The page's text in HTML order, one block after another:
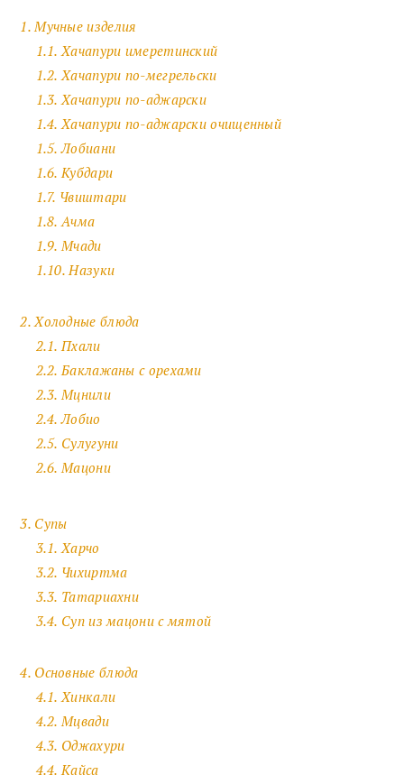
1. Мучные изделия
1.1. Хачапури имеретинский
1.2. Хачапури по-мегрельски
1.3. Хачапури по-аджарски
1.4. Хачапури по-аджарски очищенный
1.5. Лобиани
1.6. Кубдари
1.7. Чвиштари
1.8. Ачма
1.9. Мчади
1.10. Назуки
2. Холодные блюда
2.1. Пхали
2.2. Баклажаны с орехами
2.3. Мцнили
2.4. Лобио
2.5. Сулугуни
2.6. Мацони
3. Супы
3.1. Харчо
3.2. Чихиртма
3.3. Татариахни
3.4. Суп из мацони с мятой
4. Основные блюда
4.1. Хинкали
4.2. Мцвади
4.3. Оджахури
4.4. Кайса